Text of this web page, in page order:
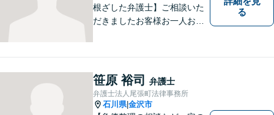
根ざした弁護士】ご相談いた
だきましたお客様お一人お一
婚問題／相続問題／刑事事件
など、幅広く対応可能。【夜
間／休日対応可能】どうぞお
気軽にご相談ください。
る
笹原 裕司 弁護士
弁護士法人尾張町法律事務所
石川県|金沢市